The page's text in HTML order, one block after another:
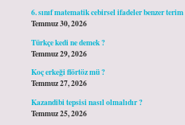
6. sınıf matematik cebirsel ifadeler benzer
Temmuz 30, 2026
Türkçe kedi ne demek ?
Temmuz 29, 2026
Koç erkeği flörtöz mü ?
Temmuz 27, 2026
Kazandibi tepsisi nasıl olmalıdır ?
Temmuz 25, 2026